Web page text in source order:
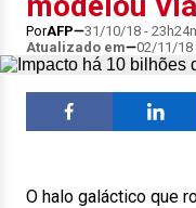
PorAFP 31/10/18 -
Atualizado em
02/11/18
O halo galáctico que